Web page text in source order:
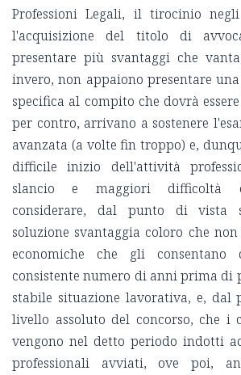
Professioni Legali, il tirocinio
l'acquisizione del titolo di
presentare più svantaggi che
invero, non appaiono presentare
specifica al compito che dovrà
per contro, arrivano a sostenere
avanzata (a volte fin troppo) e,
difficile inizio dell'attività
slancio e maggiori difficoltà
considerare, dal punto di vista
soluzione svantaggia coloro che
economiche che gli
consistente numero di anni prima di
stabile situazione lavorativa, e, dal
livello assoluto del concorso, che i
vengono nel detto periodo indotti
professionali avviati, ove poi,